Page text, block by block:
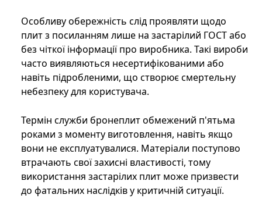
Особливу обережність слід проявляти щодо
плит з посиланням лише на застарілий ГОСТ або
без чіткої інформації про виробника. Такі вироби
часто виявляються несертифікованими або
навіть підробленими, що створює смертельну
небезпеку для користувача.
Термін служби бронеплит обмежений п'ятьма
роками з моменту виготовлення, навіть якщо
вони не експлуатувалися. Матеріали поступово
втрачають свої захисні властивості, тому
використання застарілих плит може призвести
до фатальних наслідків у критичній ситуації.